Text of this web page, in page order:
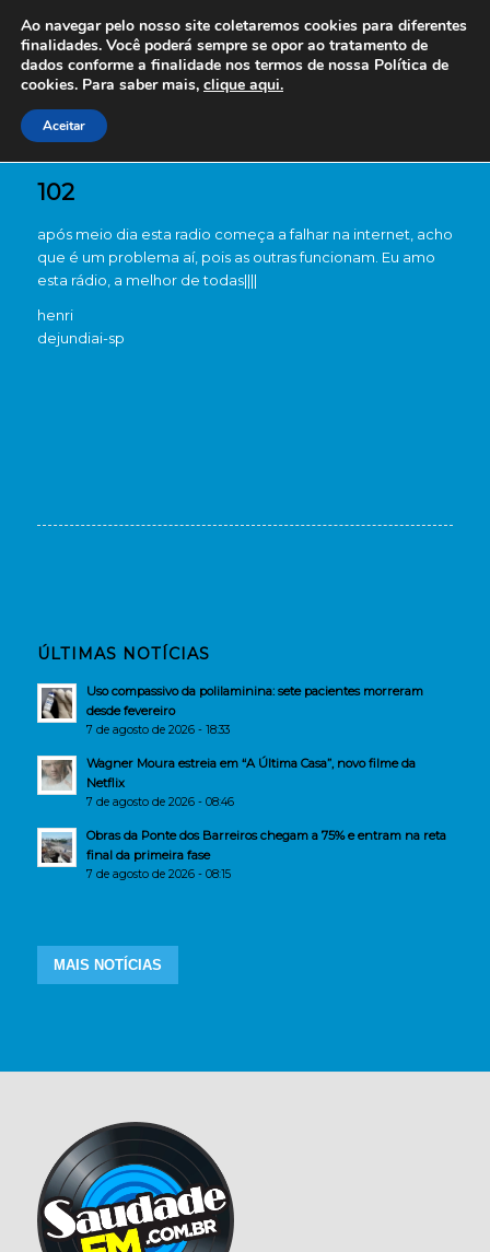
102
após meio dia esta radio começa a falhar na internet, acho
que é um problema aí, pois as outras funcionam. Eu amo
esta rádio, a melhor de todas||||
henri
dejundiai-sp
ÚLTIMAS NOTÍCIAS
Uso compassivo da polilaminina: sete pacientes morreram
desde fevereiro
7 de agosto de 2026 - 18:33
Wagner Moura estreia em “A Última Casa”, novo filme da
Netflix
7 de agosto de 2026 - 08:46
Obras da Ponte dos Barreiros chegam a 75% e entram na reta
final da primeira fase
7 de agosto de 2026 - 08:15
MAIS NOTÍCIAS
Ao navegar pelo nosso site coletaremos cookies para diferentes
finalidades. Você poderá sempre se opor ao tratamento de
dados conforme a finalidade nos termos de nossa Política de
cookies. Para saber mais, clique aqui.
Aceitar